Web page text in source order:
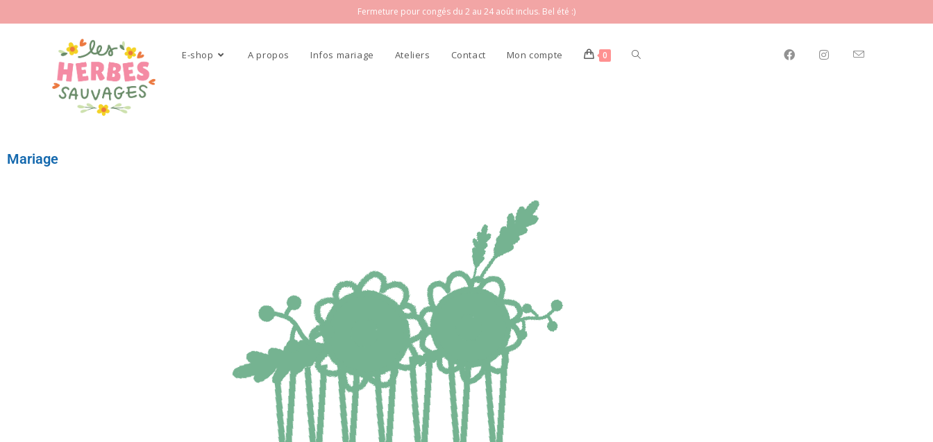
Fermeture pour congés du 2 au 24 août inclus. Bel été :)
E-shop A propos Infos mariage Ateliers Contact Mon compte 0
Mariage